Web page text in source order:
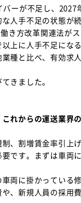
ーが不足し、
人手不足の状態が
き方改革関連法が
上に人手不足にな
種と比べ、有効
きました。
れからの運送業界
、割増賃金率引上
です。まずは車
両に掛かっている
、新規人員の採用